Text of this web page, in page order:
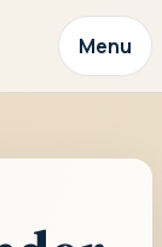
Menu